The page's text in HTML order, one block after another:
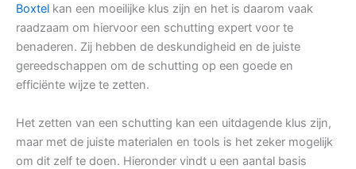
Boxtel kan een moeilijke klus zijn en het is daarom vaak
raadzaam om hiervoor een schutting expert voor te
benaderen. Zij hebben de deskundigheid en de juiste
gereedschappen om de schutting op een goede en
efficiënte wijze te zetten.
Het zetten van een schutting kan een uitdagende klus zijn,
maar met de juiste materialen en tools is het zeker mogelijk
om dit zelf te doen. Hieronder vindt u een aantal basis